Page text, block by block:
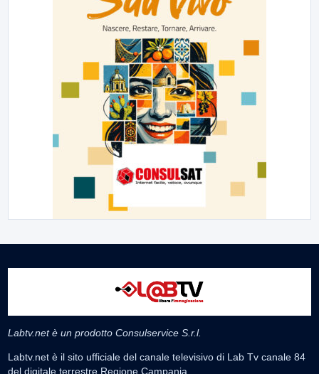
Labtv.net è un prodotto Consulservice S.r.l.
Labtv.net è il sito ufficiale del canale televisivo di Lab Tv canale 84
del digitale terrestre Regione Campania